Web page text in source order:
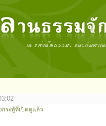
กระทู้ที่เปิดดูแล้ว